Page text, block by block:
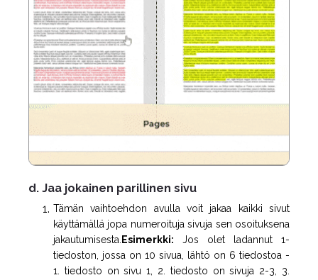
d. Jaa jokainen parillinen sivu
Tämän vaihtoehdon avulla voit jakaa kaikki sivut
käyttämällä jopa numeroituja sivuja sen osoituksena
jakautumisesta. Esimerkki: Jos olet ladannut 1-
tiedoston, jossa on 10 sivua, lähtö on 6 tiedostoa -
1. tiedosto on sivu 1, 2. tiedosto on sivuja 2-3, 3.